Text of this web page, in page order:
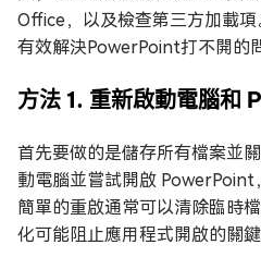
Office，以及檢查第三方加載
有效解決PowerPoint打不開的
方法 1. 重新啟動電腦和
首先要做的是儲存所有檔案並
動電腦並嘗試開啟 PowerPoint
簡單的重啟通常可以清除臨時
化可能阻止應用程式開啟的關